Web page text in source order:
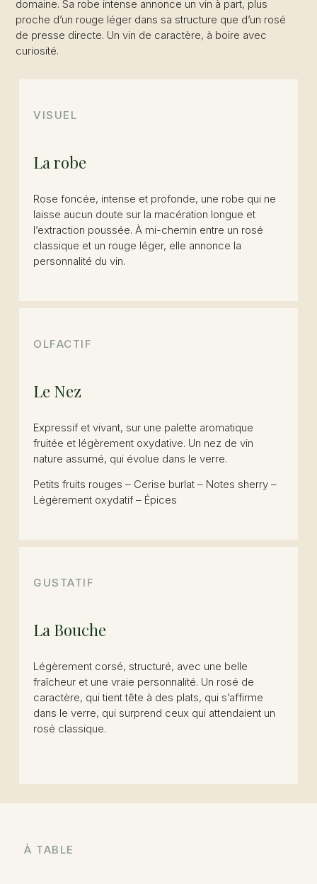
domaine. Sa robe intense annonce un vin à part, plus
proche d’un rouge léger dans sa structure que d’un rosé
de presse directe. Un vin de caractère, à boire avec
curiosité.
VISUEL
La robe
Rose foncée, intense et profonde, une robe qui ne
laisse aucun doute sur la macération longue et
l’extraction poussée. À mi-chemin entre un rosé
classique et un rouge léger, elle annonce la
personnalité du vin.
OLFACTIF
Le Nez
Expressif et vivant, sur une palette aromatique
fruitée et légèrement oxydative. Un nez de vin
nature assumé, qui évolue dans le verre.
Petits fruits rouges – Cerise burlat – Notes sherry –
Légèrement oxydatif – Épices
GUSTATIF
La Bouche
Légèrement corsé, structuré, avec une belle
fraîcheur et une vraie personnalité. Un rosé de
caractère, qui tient tête à des plats, qui s’affirme
dans le verre, qui surprend ceux qui attendaient un
rosé classique.
À TABLE